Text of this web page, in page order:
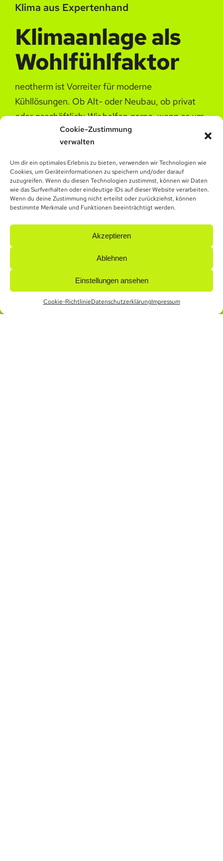
Cookie-Zustimmung
verwalten
Um dir ein optimales Erlebnis zu bieten, verwenden wir Technologien wie
Cookies, um Geräteinformationen zu speichern und/oder darauf
zuzugreifen. Wenn du diesen Technologien zustimmst, können wir Daten
wie das Surfverhalten oder eindeutige IDs auf dieser Website verarbeiten.
Wenn du deine Zustimmung nicht erteilst oder zurückziehst, können
bestimmte Merkmale und Funktionen beeinträchtigt werden.
Akzeptieren
Ablehnen
Einstellungen ansehen
Cookie-RichtlinieDatenschutzerklärungImpressum
Klima aus Expertenhand
Klimaanlage als
Wohlfühlfaktor
neotherm ist Vorreiter für moderne
Kühllösungen. Ob Alt- oder Neubau, ob privat
oder geschäftlich: Wir helfen gerne, wenn es um
die richtige Methode zur Kühlung Ihrer Wohn-
oder Arbeitsräume geht. Für welches Gerät Sie
sich auch immer entscheiden:
Unser Service für Sie umfasst nicht nur die
Installation jeglicher Klimageräte, sondern auch
verschiedenen Maschinen und Einzelteile.
verstehen sich von selbst!
Jetzt unverbindlich anfragen